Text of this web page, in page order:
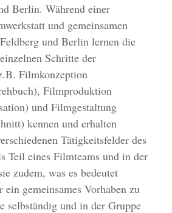
Berlin. Während einer
und gemeinsamen
und Berlin lernen die
Schritte der
Filmkonzeption
Filmproduktion
und Filmgestaltung
kennen und erhalten
Tätigkeitsfelder des
Teil eines Filmteams und in der
zudem, was es bedeutet
gemeinsames Vorhaben zu
selbständig und in der Gruppe